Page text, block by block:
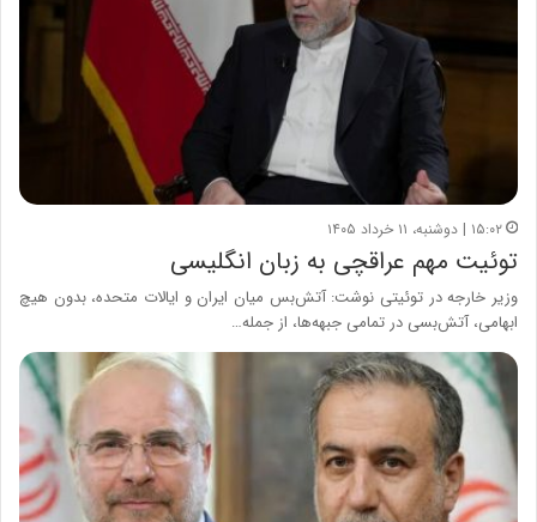
۱۵:۰۲ | دوشنبه، ۱۱ خرداد ۱۴۰۵
توئیت مهم عراقچی به زبان انگلیسی
وزیر خارجه در توئیتی نوشت: آتش‌بس میان ایران و ایالات متحده، بدون هیچ
ابهامی، آتش‌بسی در تمامی جبهه‌ها، از جمله…